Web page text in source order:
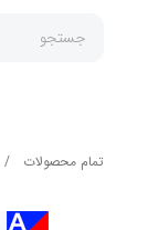
جستجو
تمام محصولات /